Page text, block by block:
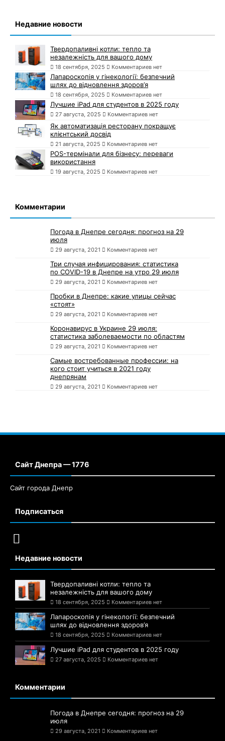
Недавние новости
Твердопаливні котли: тепло та
незалежність для вашого дому
18 сентября, 2025 Комментариев нет
Лапароскопія у гінекології: безпечний
шлях до відновлення здоров’я
18 сентября, 2025 Комментариев нет
Лучшие iPad для студентов в 2025 году
27 августа, 2025 Комментариев нет
Як автоматизація ресторану покращує
клієнтський досвід
21 августа, 2025 Комментариев нет
POS-термінали для бізнесу: переваги
використання
19 августа, 2025 Комментариев нет
Комментарии
Погода в Днепре сегодня: прогноз на 29
июля
29 августа, 2021 Комментариев нет
Три случая инфицирования: статистика
по COVID-19 в Днепре на утро 29 июля
29 августа, 2021 Комментариев нет
Пробки в Днепре: какие улицы сейчас
«стоят»
29 августа, 2021 Комментариев нет
Коронавирус в Украине 29 июля:
статистика заболеваемости по областям
29 августа, 2021 Комментариев нет
Самые востребованные профессии: на
кого стоит учиться в 2021 году
днепрянам
29 августа, 2021 Комментариев нет
Сайт Днепра — 1776
Сайт города Днепр
Подписаться
Недавние новости
Твердопаливні котли: тепло та
незалежність для вашого дому
18 сентября, 2025 Комментариев нет
Лапароскопія у гінекології: безпечний
шлях до відновлення здоров’я
18 сентября, 2025 Комментариев нет
Лучшие iPad для студентов в 2025 году
27 августа, 2025 Комментариев нет
Комментарии
Погода в Днепре сегодня: прогноз на 29
июля
29 августа, 2021 Комментариев нет